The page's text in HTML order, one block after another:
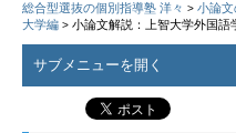
総合型選抜の個別指導塾 洋々 > 小論
大学編 > 小論文解説：上智大学外国語
サブメニューを開く